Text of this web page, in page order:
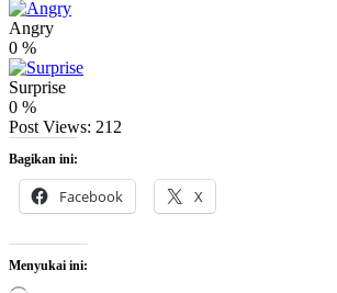
Angry
0 %
Surprise
0 %
Post Views: 212
Bagikan ini:
Facebook X
Menyukai ini: